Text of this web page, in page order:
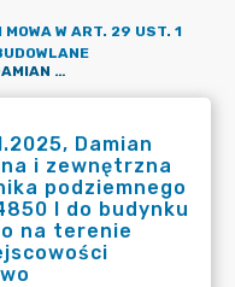
MOWA W ART. 29 UST. 1
WB.6743.1263.2025, 27.11.2025, DAMIAN KOŁODZIEJCZAK, WEWNĘTRZNA I ZEWNĘTRZNA INSTALACJA GAZU OD ZBIORNIKA PODZIEMNEGO NA GAZ O POJEMNOŚCI V= 4850 L DO BUDYNKU MIESZKALNEGO POŁOŻONEGO NA TERENIE DZIAŁKI NUMER 24/5 W MIEJSCOWOŚCI GOGOLINEK, GMINA KORONOWO
Damian
i zewnętrzna
podziemnego
l do budynku
na terenie